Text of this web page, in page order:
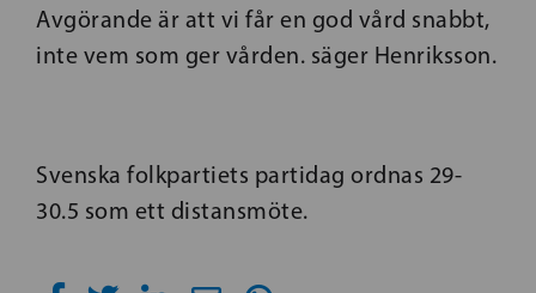
Avgörande är att vi får en god vård snabbt,
inte vem som ger vården. säger Henriksson.
Svenska folkpartiets partidag ordnas 29-
30.5 som ett distansmöte.